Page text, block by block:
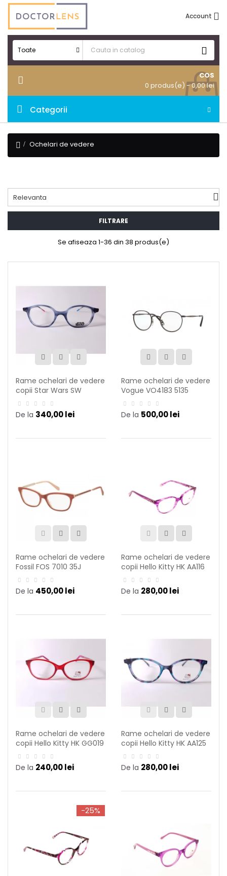
Account 
Toate 
COS
0 produs(e) - 0,00 lei
Categorii
navigation
Ochelari de vedere
Relevanta 
FILTRARE
Se afiseaza 1-36 din 38 produs(e)
Rame ochelari de vedere
copii Star Wars SW
AA040 C66
De la 340,00 lei
Rame ochelari de vedere
Vogue VO4183 5135
De la 500,00 lei
Rame ochelari de vedere
Fossil FOS 7010 35J
De la 450,00 lei
Rame ochelari de vedere
copii Hello Kitty HK AA116
C69
De la 280,00 lei
Rame ochelari de vedere
copii Hello Kitty HK GG019
C14
De la 240,00 lei
Rame ochelari de vedere
copii Hello Kitty HK AA125
C66
De la 280,00 lei
-25%